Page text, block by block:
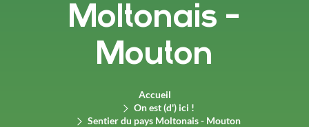
Moltonais -
Mouton
Accueil
On est (d') ici !
Sentier du pays Moltonais - Mouton